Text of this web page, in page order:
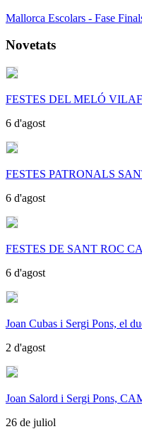
Mallorca Escolars - Fase
Novetats
FESTES DEL MELÓ
6 d'agost
FESTES PATRONALS
6 d'agost
FESTES DE SANT ROC
6 d'agost
Joan Cubas i Sergi Pons, el
2 d'agost
Joan Salord i Sergi Pons,
26 de juliol